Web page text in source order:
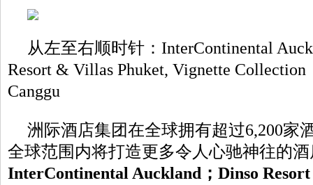
从左至右顺时针：InterContinental
Resort & Villas Phuket, Vignette Collection
Canggu
洲际酒店集团在全球拥有超过6,200家
全球范围内将打造更多令人心驰神往的
InterContinental Auckland ； Dinso